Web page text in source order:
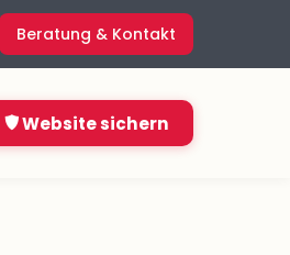
Beratung & Kontakt
Website sichern